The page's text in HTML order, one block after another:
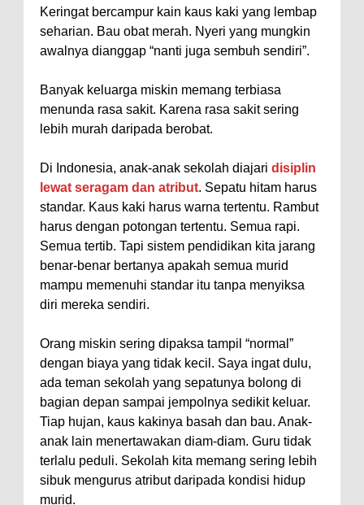
Keringat bercampur kain kaus kaki yang lembap
seharian. Bau obat merah. Nyeri yang mungkin
awalnya dianggap “nanti juga sembuh sendiri”.
Banyak keluarga miskin memang terbiasa
menunda rasa sakit. Karena rasa sakit sering
lebih murah daripada berobat.
Di Indonesia, anak-anak sekolah diajari disiplin
lewat seragam dan atribut. Sepatu hitam harus
standar. Kaus kaki harus warna tertentu. Rambut
harus dengan potongan tertentu. Semua rapi.
Semua tertib. Tapi sistem pendidikan kita jarang
benar-benar bertanya apakah semua murid
mampu memenuhi standar itu tanpa menyiksa
diri mereka sendiri.
Orang miskin sering dipaksa tampil “normal”
dengan biaya yang tidak kecil. Saya ingat dulu,
ada teman sekolah yang sepatunya bolong di
bagian depan sampai jempolnya sedikit keluar.
Tiap hujan, kaus kakinya basah dan bau. Anak-
anak lain menertawakan diam-diam. Guru tidak
terlalu peduli. Sekolah kita memang sering lebih
sibuk mengurus atribut daripada kondisi hidup
murid.